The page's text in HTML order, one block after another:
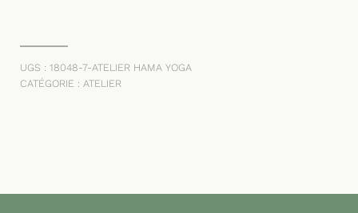
aérien)
UGS : 18048-7-ATELIER HAMA YOGA
CATÉGORIE : ATELIER